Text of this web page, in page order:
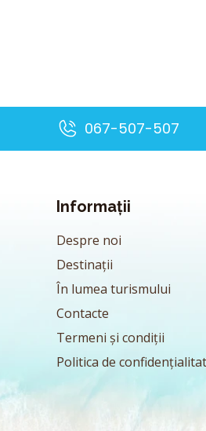
067-507-507
Informații
Despre noi
Destinații
În lumea turismului
Contacte
Termeni și condiții
Politica de